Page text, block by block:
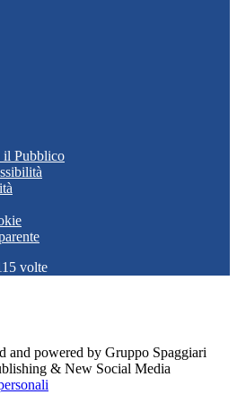
Pubblico
volte
and powered by Gruppo Spaggiari
& New Social Media